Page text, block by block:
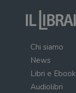
Chi siamo
News
Libri e Ebook
Audiolibri